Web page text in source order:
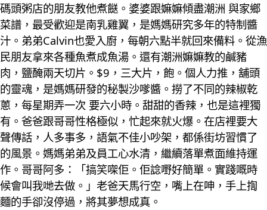
碼頭粥店的朋友教他煮餸。婆婆跟嫲嫲傾盡潮洲 與家鄉
菜譜，最受歡迎是南乳雞翼，是媽媽研究多年的特制醬
汁。弟弟Calvin也愛入廚，每朝六點半就回來備料。從漁
民朋友拿來各種魚煮成魚湯。還有潮洲嫲嫲教的鹹豬
肉，鹽醃兩天切片。$9，三大片，飽。個人力推，舖頭
的靈魂，是媽媽研發的秘製沙嗲醬。撈了不同的辣椒乾
蔥，每星期弄一次 要六小時。甜甜的香辣，也是這裡獨
有。爸爸跟哥哥性格極似，忙起來就火爆。在店裡要大
聲傳話，人多事多，語氣不佳小吵架，都係街坊習慣了
的風景。媽媽弟弟及員工心水清，繼續落單煮面維持運
作。哥哥阿多：「搞笑㗎佢。佢諗嘢好簡單。實踐嘅時
候會叫我哋去做。」老爸天馬行空，嘴上在呻，手上揈
麵的手卻沒停過，將其夢想成真。